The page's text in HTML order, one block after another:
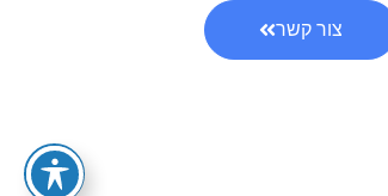
צור קשר